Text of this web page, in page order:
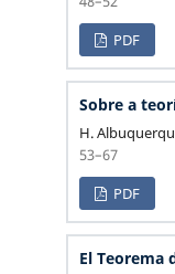
PDF
Sobre a
H.
53–67
PDF
El Teorema